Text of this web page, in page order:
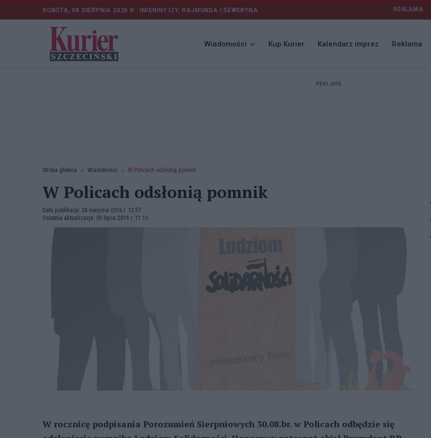
SOBOTA, 08 SIERPNIA 2026 R. IMIENINY IZY, RAJMUNDA I SEWERYNA REKLAMA
Wiadomości Kup Kurier Kalendarz imprez Reklama
REKLAMA
Strona główna Wiadomości W Policach odsłonią pomnik
W Policach odsłonią pomnik
Data publikacji: 28 sierpnia 2016 r. 12:57
Ostatnia aktualizacja: 09 lipca 2019 r. 11:13
W rocznicę podpisania Porozumień Sierpniowych 30.08.br. w Policach odbędzie się